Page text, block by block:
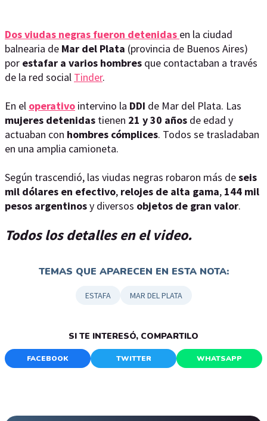
Dos viudas negras fueron detenidas en la ciudad
balnearia de Mar del Plata (provincia de Buenos Aires)
por estafar a varios hombres que contactaban a través
de la red social Tinder.
En el operativo intervino la DDI de Mar del Plata. Las
mujeres detenidas tienen 21 y 30 años de edad y
actuaban con hombres cómplices. Todos se trasladaban
en una amplia camioneta.
Según trascendió, las viudas negras robaron más deseis
mil dólares en efectivo, relojes de alta gama, 144 mil
pesos argentinosy diversos objetos de gran valor.
Todos los detalles en el video.
TEMAS QUE APARECEN EN ESTA NOTA:
ESTAFA MAR DEL PLATA
SI TE INTERESÓ, COMPARTILO
FACEBOOK TWITTER WHATSAPP